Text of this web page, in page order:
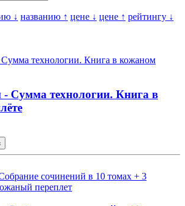
↓ названию ↑ цене ↓ цене ↑ рейтингу ↓
- Сумма технологии. Книга в